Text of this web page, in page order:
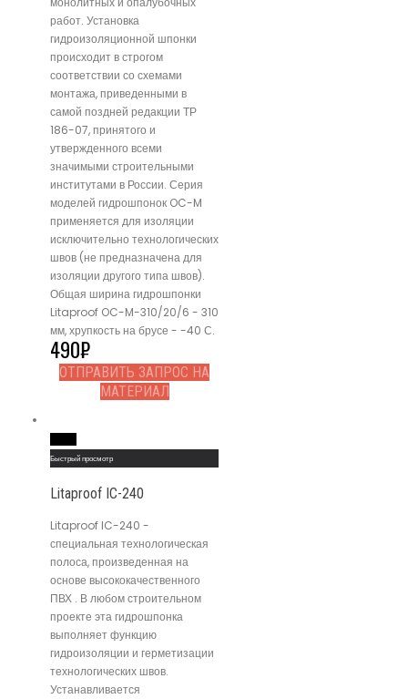
работ. Установка
гидроизоляционной шпонки
происходит в строгом
соответствии со схемами
монтажа, приведенными в
самой поздней редакции ТР
186-07, принятого и
утвержденного всеми
значимыми строительными
институтами в России. Серия
моделей гидрошпонок OC-M
применяется для изоляции
исключительно технологических
швов (не предназначена для
изоляции другого типа швов).
Общая ширина гидрошпонки
Litaproof OC-M-310/20/6 - 310
мм, хрупкость на брусе - -40 С.
490₽
ОТПРАВИТЬ ЗАПРОС НА
МАТЕРИАЛ
Быстрый просмотр
Litaproof IC-240
Litaproof IC-240 -
специальная технологическая
полоса, произведенная на
основе высококачественного
ПВХ . В любом строительном
проекте эта гидрошпонка
выполняет функцию
гидроизоляции и герметизации
технологических швов.
Устанавливается